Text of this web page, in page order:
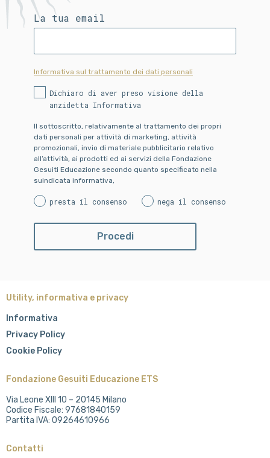
La tua email
Informativa sul trattamento dei dati personali
Dichiaro di aver preso visione della
anzidetta Informativa
Il sottoscritto, relativamente al trattamento dei propri
dati personali per attività di marketing, attività
promozionali, invio di materiale pubblicitario relativo
all’attività, ai prodotti ed ai servizi della Fondazione
Gesuiti Educazione secondo quanto specificato nella
suindicata informativa,
presta il consenso nega il consenso
Utility, informativa e privacy
Informativa
Privacy Policy
Cookie Policy
Fondazione Gesuiti Educazione ETS
Via Leone XIII 10 – 20145 Milano
Codice Fiscale: 97681840159
Partita IVA: 09264610966
Contatti